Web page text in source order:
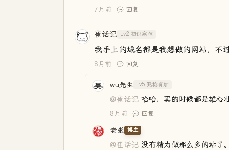
7月前 回复
崔话记 Lv2.初识寒暄
我手上的域名都是我想做的网站，不
8月前 回复
wu先生 Lv5.熟稔有加
@崔话记 哈哈，买的时候都是雄心
8月前 回复
老张 博主
@崔话记 没有精力做那么多的站了。